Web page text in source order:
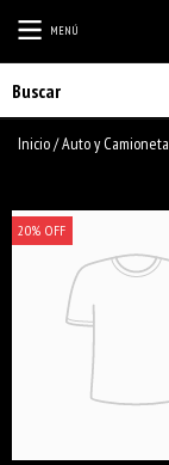
MENÚ
Inicio/Auto y Camioneta
20% OFF